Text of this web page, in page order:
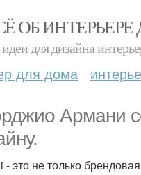
ОБ
для дизайна
для дома
Армани
- это не только